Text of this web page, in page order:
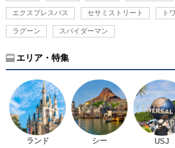
エクスプレスパス セサミストリート ト
ラグーン スパイダーマン
エリア・特集
ランド シー USJ